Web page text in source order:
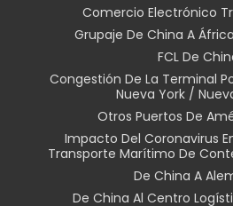
Comercio Electrónico
Grupaje De China A África
FCL De
Congestión De La Terminal
Nueva York /
Otros Puertos De
Impacto Del Coronavirus
Transporte Marítimo De
De China A
De China Al Centro